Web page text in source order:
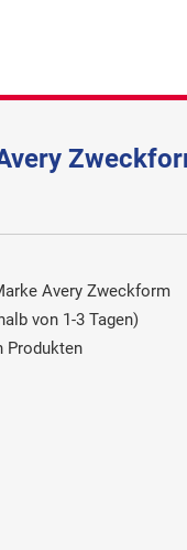
Avery Zweckform
von 1-3 Tagen)
Produkten